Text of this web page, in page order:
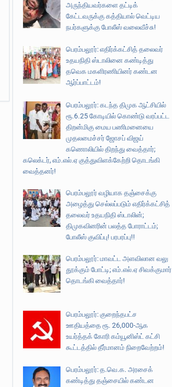
அருந்தியவர்களை தட்டிக்
கேட்டவருக்கு கத்தியால் வெட்டிய
நபர்களுக்கு போலீஸ் வலைவீச்சு!
பெரம்பலூர்: எதிர்க்கட்சித் தலைவர்
உதயநிதி ஸ்டாலினை கண்டித்து
தவெக மகளிரணியினர் கண்டன
ஆர்ப்பாட்டம்!
பெரம்பலூர்: கடந்த திமுக ஆட்சியில்
ரூ.6.25 கோடியில் கொண்டு வரப்பட்ட
திறன்மிகு மைய பணிமனையை
முதலமைச்சர் ஜோசப் விஜய்
கணொலியில் திறந்து வைத்தார்;
கலெக்டர், எம்.எல்.ஏ குத்துவிளக்கேற்றி தொடங்கி
வைத்தனர்!
பெரம்பலூர் வழியாக தஞ்சைக்கு
அழைத்து செல்லப்படும் எதிர்க்கட்சித்
தலைவர் உதயநிதி ஸ்டாலின்;
திமுகவினரின் பலத்த போராட்டம்;
போலீஸ் குவிப்பு! பரபரப்பு!!
பெரம்பலூர்: மாவட்ட அளவிலான வலு
தூக்கும் போட்டி; எம்.எல்.ஏ சிவக்குமார்
தொடங்கி வைத்தார்!
பெரம்பலூர்: குறைந்தபட்ச
ஊதியத்தை ரூ. 26,000-ஆக
உயர்த்தக் கோரி கம்யூனிஸ்ட் கட்சி
கூட்டத்தில் தீர்மானம் நிறைவேற்றம்!
பெரம்பலூர்: த.வெ.க. அரசைக்
கண்டித்து தஞ்சையில் கண்டன